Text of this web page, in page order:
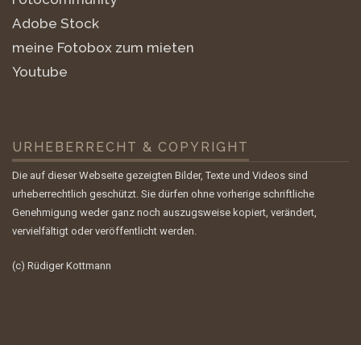
Adobe Stock
meine Fotobox zum mieten
Youtube
URHEBERRECHT & COPYRIGHT
Die auf dieser Webseite gezeigten Bilder, Texte und Videos sind
urheberrechtlich geschützt. Sie dürfen ohne vorherige schriftliche
Genehmigung weder ganz noch auszugsweise kopiert, verändert,
vervielfältigt oder veröffentlicht werden.
(c) Rüdiger Kottmann